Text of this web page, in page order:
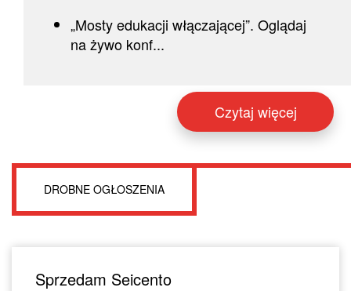
„Mosty edukacji włączającej”. Oglądaj
na żywo konf...
Czytaj więcej
DROBNE OGŁOSZENIA
Sprzedam Seicento